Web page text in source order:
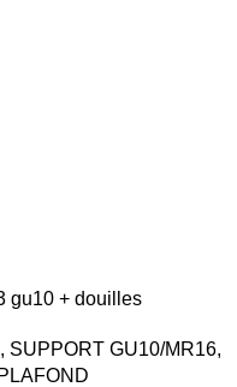
gu10 + douilles
, SUPPORT GU10/MR16,